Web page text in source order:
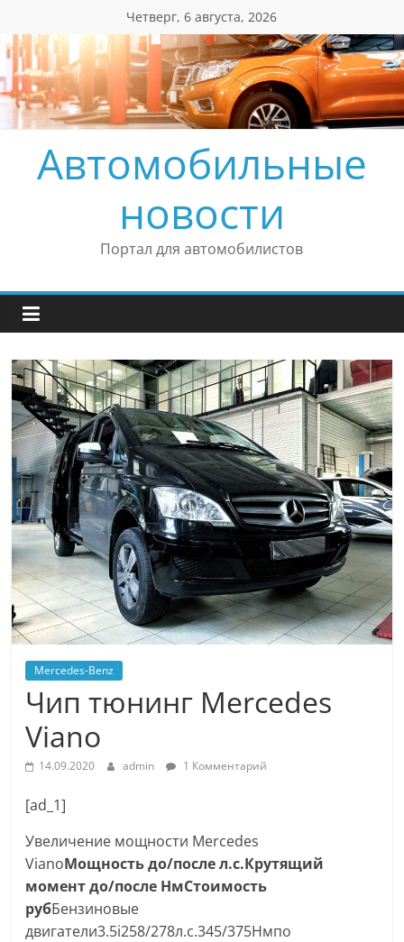
содержимому
Четверг, 6 августа, 2026
Автомобильные
новости
Портал для автомобилистов
Mercedes-Benz
Чип тюнинг Mercedes
Viano
14.09.2020 admin 1 Комментарий
[ad_1]
Увеличение мощности Mercedes
VianoМощность до/после л.с.Крутящий
момент до/после НмСтоимость
рубБензиновые
двигатели3.5i258/278л.с.345/375Нмпо